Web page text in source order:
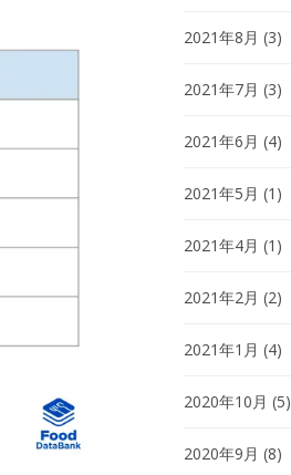
2021年8月 (3)
2021年7月 (3)
2021年6月 (4)
2021年5月 (1)
2021年4月 (1)
2021年2月 (2)
2021年1月 (4)
2020年10月 (5)
2020年9月 (8)